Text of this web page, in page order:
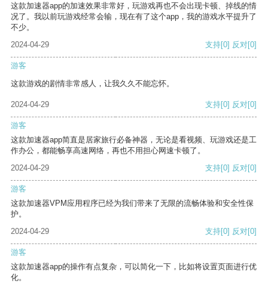
这款加速器app的加速效果非常好，玩游戏再也不会出现卡顿、掉线的情
况了。我以前玩游戏经常会输，现在有了这个app，我的游戏水平提升了
不少。
2024-04-29
支持[0] 反对[0]
游客
这款游戏的剧情非常感人，让我久久不能忘怀。
2024-04-29 支持[0] 反对[0]
游客
这款加速器app简直是居家旅行必备神器，无论是看视频、玩游戏还是工
作办公，都能畅享高速网络，再也不用担心网速卡顿了。
2024-04-29
支持[0] 反对[0]
游客
这款加速器VPM应用程序已经为我们带来了无限的流畅体验和安全性保
护。
2024-04-29
支持[0] 反对[0]
游客
这款加速器app的操作有点复杂，可以简化一下，比如将设置页面进行优
化。